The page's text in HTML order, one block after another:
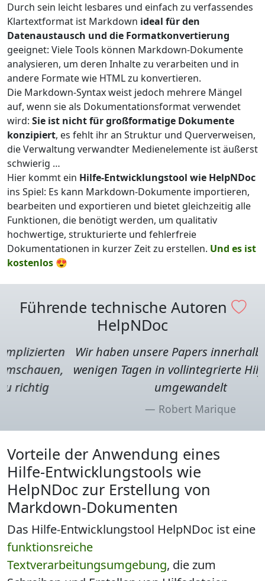
Durch sein leicht lesbares und einfach zu verfassendes
Klartextformat ist Markdown ideal für den
Datenaustausch und die Formatkonvertierung
geeignet: Viele Tools können Markdown-Dokumente
analysieren, um deren Inhalte zu verarbeiten und in
andere Formate wie HTML zu konvertieren.
Die Markdown-Syntax weist jedoch mehrere Mängel
auf, wenn sie als Dokumentationsformat verwendet
wird: Sie ist nicht für großformatige Dokumente
konzipiert, es fehlt ihr an Struktur und Querverweisen,
die Verwaltung verwandter Medienelemente ist äußerst
schwierig …
Hier kommt ein Hilfe-Entwicklungstool wie HelpNDoc
ins Spiel: Es kann Markdown-Dokumente importieren,
bearbeiten und exportieren und bietet gleichzeitig alle
Funktionen, die benötigt werden, um qualitativ
hochwertige, strukturierte und fehlerfreie
Dokumentationen in kurzer Zeit zu erstellen. Und es ist
kostenlos 😍
Führende technische Autoren
HelpNDoc
Wir haben unsere Papers innerhalb von nur
wenigen Tagen in vollintegrierte Hilfedateien
umgewandelt
Robert Marique
Vorteile der Anwendung eines
Hilfe-Entwicklungstools wie
HelpNDoc zur Erstellung von
Markdown-Dokumenten
Das Hilfe-Entwicklungstool HelpNDoc ist eine
funktionsreiche
Textverarbeitungsumgebung, die zum